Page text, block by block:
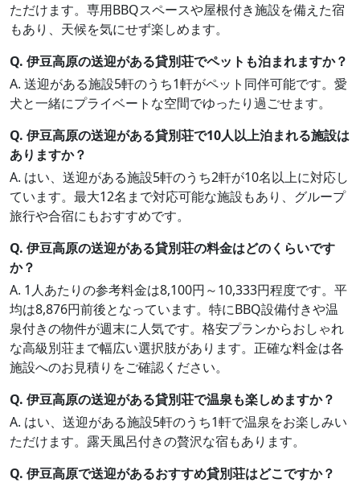
ただけます。専用BBQスペースや屋根付き施設を備えた宿
もあり、天候を気にせず楽しめます。
Q. 伊豆高原の送迎がある貸別荘でペットも泊まれますか？
A. 送迎がある施設5軒のうち1軒がペット同伴可能です。愛
犬と一緒にプライベートな空間でゆったり過ごせます。
Q. 伊豆高原の送迎がある貸別荘で10人以上泊まれる施設は
ありますか？
A. はい、送迎がある施設5軒のうち2軒が10名以上に対応し
ています。最大12名まで対応可能な施設もあり、グループ
旅行や合宿にもおすすめです。
Q. 伊豆高原の送迎がある貸別荘の料金はどのくらいです
か？
A. 1人あたりの参考料金は8,100円～10,333円程度です。平
均は8,876円前後となっています。特にBBQ設備付きや温
泉付きの物件が週末に人気です。格安プランからおしゃれ
な高級別荘まで幅広い選択肢があります。正確な料金は各
施設へのお見積りをご確認ください。
Q. 伊豆高原の送迎がある貸別荘で温泉も楽しめますか？
A. はい、送迎がある施設5軒のうち1軒で温泉をお楽しみい
ただけます。露天風呂付きの贅沢な宿もあります。
Q. 伊豆高原で送迎があるおすすめ貸別荘はどこですか？